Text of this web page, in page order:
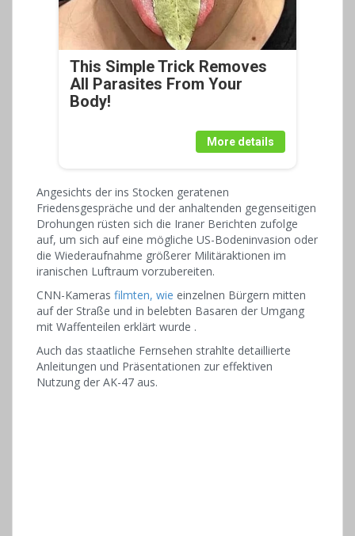
This Simple Trick Removes
All Parasites From Your
Body!
More details
Angesichts der ins Stocken geratenen
Friedensgespräche und der anhaltenden gegenseitigen
Drohungen rüsten sich die Iraner Berichten zufolge
auf, um sich auf eine mögliche US-Bodeninvasion oder
die Wiederaufnahme größerer Militäraktionen im
iranischen Luftraum vorzubereiten.
CNN-Kameras filmten, wie einzelnen Bürgern mitten
auf der Straße und in belebten Basaren der Umgang
mit Waffenteilen erklärt wurde .
Auch das staatliche Fernsehen strahlte detaillierte
Anleitungen und Präsentationen zur effektiven
Nutzung der AK-47 aus.